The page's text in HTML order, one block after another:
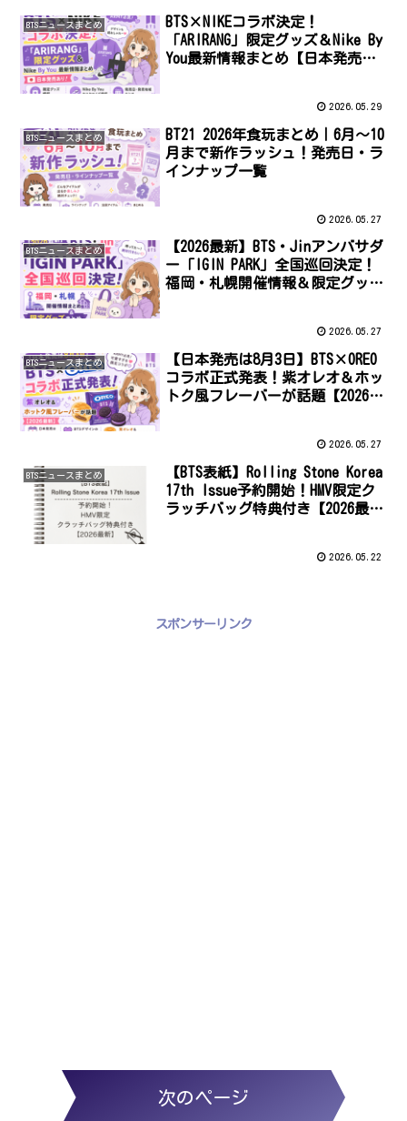
BTSニュースまとめ
BTS×NIKEコラボ決定！
「ARIRANG」限定グッズ＆Nike By
You最新情報まとめ【日本発売あ
2026.05.29
BTSニュースまとめ
BT21 2026年食玩まとめ｜6月〜10
月まで新作ラッシュ！発売日・ラ
インナップ一覧
2026.05.27
BTSニュースまとめ
【2026最新】BTS・Jinアンバサダ
ー「IGIN PARK」全国巡回決定！
福岡・札幌開催情報＆限定グッズ
2026.05.27
BTSニュースまとめ
【日本発売は8月3日】BTS×OREO
コラボ正式発表！紫オレオ＆ホッ
トク風フレーバーが話題【2026最
2026.05.27
BTSニュースまとめ
【BTS表紙】Rolling Stone Korea
17th Issue予約開始！HMV限定ク
ラッチバッグ特典付き【2026最
2026.05.22
スポンサーリンク
次のページ